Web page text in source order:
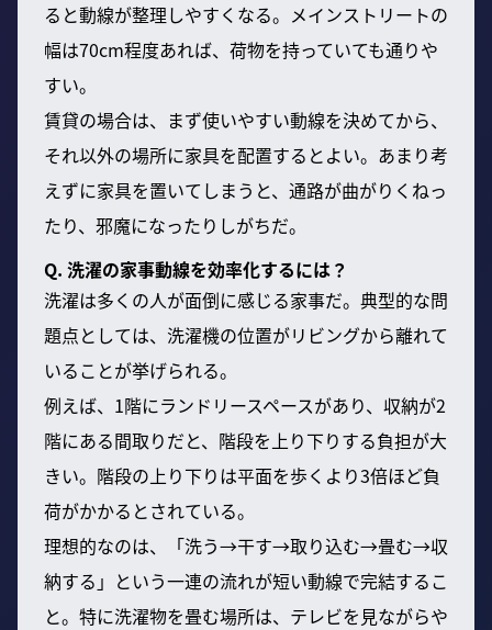
ると動線が整理しやすくなる。メインストリートの
幅は70cm程度あれば、荷物を持っていても通りや
すい。
賃貸の場合は、まず使いやすい動線を決めてから、
それ以外の場所に家具を配置するとよい。あまり考
えずに家具を置いてしまうと、通路が曲がりくねっ
たり、邪魔になったりしがちだ。
Q. 洗濯の家事動線を効率化するには？
洗濯は多くの人が面倒に感じる家事だ。典型的な問
題点としては、洗濯機の位置がリビングから離れて
いることが挙げられる。
例えば、1階にランドリースペースがあり、収納が2
階にある間取りだと、階段を上り下りする負担が大
きい。階段の上り下りは平面を歩くより3倍ほど負
荷がかかるとされている。
理想的なのは、「洗う→干す→取り込む→畳む→収
納する」という一連の流れが短い動線で完結するこ
と。特に洗濯物を畳む場所は、テレビを見ながらや